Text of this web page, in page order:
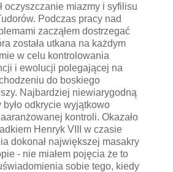
oczyszczanie miazmy i syfilisu
Podczas pracy nad
zacząłem dostrzegać
została utkana na każdym
w celu kontrolowania
i ewolucji polegającej na
do boskiego
Najbardziej niewiarygodną
odkrycie wyjątkowo
kontroli. Okazało
Henryk VIII w czasie
dokonał największej masakry
- nie miałem pojęcia że to
sobie tego, kiedy